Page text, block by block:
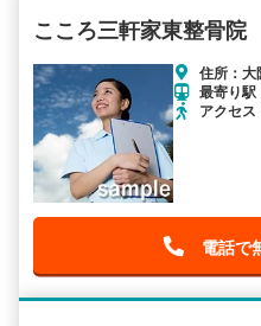
こころ三軒家東整骨院
住所：
最寄り駅
アクセス
電話で